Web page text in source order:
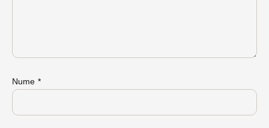
Nume *